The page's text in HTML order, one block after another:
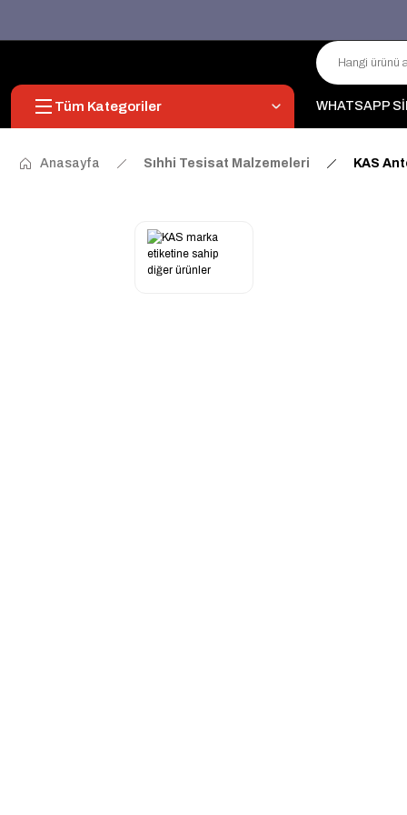
Tüm Kategoriler WHATSAPP
Anasayfa Sıhhi Tesisat Malzemeleri KAS